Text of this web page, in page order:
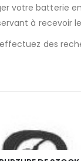
votre batterie
à
des